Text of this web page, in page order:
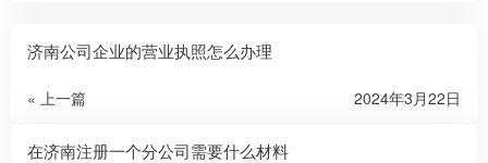
济南公司企业的营业执照怎么办理
« 上一篇 2024年3月22日
在济南注册一个分公司需要什么材料